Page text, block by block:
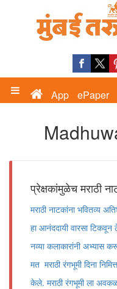
App ePaper
प्रेक्षकांमुळेच मराठी
मराठी नाटकांना भवितव्य
हा आनंददायी वारसा
नव्या कलाकारांनी अभ्यास
मत मराठी रंगभूमी दिना
केले. मराठी रंगभूमी ला